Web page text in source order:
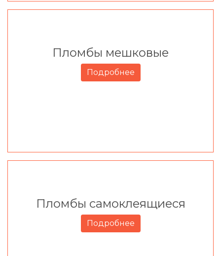
Пломбы мешковые
Подробнее
Пломбы самоклеящиеся
Подробнее